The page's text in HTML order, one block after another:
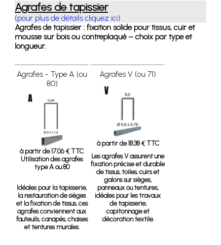
Agrafes de tapissier
(pour plus de détails cliquez ici)
Agrafes de tapissier : fixation solide pour tissus, cuir et
mousse sur bois ou contreplaqué – choix par type et
longueur.
Agrafes - Type A (ou
80)
à partir de 17.06 € TTC
Utilisation des agrafes
type A ou 80
Idéales pour la tapisserie,
la restauration de sièges
et la fixation de tissus, ces
agrafes conviennent aux
fauteuils, canapés, chaises
et tentures murales.
Agrafes V (ou 71)
à partir de 18.38 € TTC
Les agrafes V assurent une
fixation précise et durable
de tissus, toiles, cuirs et
galons sur sièges,
panneaux ou tentures,
idéales pour les travaux
de tapisserie,
capitonnage et
décoration textile.